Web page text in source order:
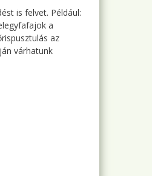
is felvet. Például:
a
az
várhatunk